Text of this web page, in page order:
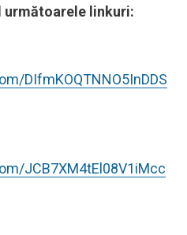
următoarele linkuri:
DIfmKOQTNNO5InDDS
JCB7XM4tEl08V1iMcc